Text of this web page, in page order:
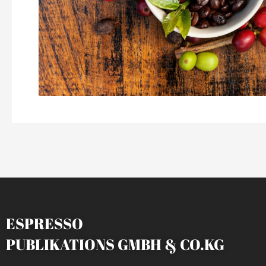
ESPRESSO
PUBLIKATIONS GMBH & CO.KG